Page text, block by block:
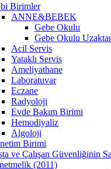
Birimler
ANNE&BEBEK
Gebe Okulu
Gebe Okulu
Acil Servis
Yataklı Servis
Ameliyathane
Laboratuvar
Eczane
Radyoloji
Evde Bakım Birimi
Hemodiyaliz
Algoloji
Birimi
ve Çalışan Güvenliğinin
(2011)